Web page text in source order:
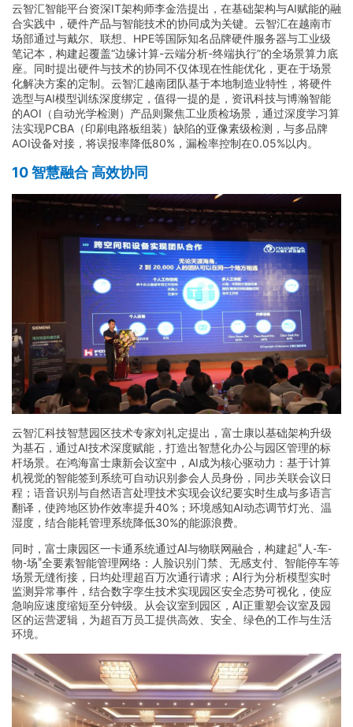
云智汇智能平台资深IT架构师李金浩提出，在基础架构与AI赋能的融
合实践中，硬件产品与智能技术的协同成为关键。云智汇在越南市
场部通过与戴尔、联想、HPE等国际知名品牌硬件服务器与工业级
笔记本，构建起覆盖“边缘计算-云端分析-终端执行”的全场景算力底
座。同时提出硬件与技术的协同不仅体现在性能优化，更在于场景
化解决方案的定制。云智汇越南团队基于本地制造业特性，将硬件
选型与AI模型训练深度绑定，值得一提的是，资讯科技与博瀚智能
的AOI（自动光学检测）产品则聚焦工业质检场景，通过深度学习算
法实现PCBA（印刷电路板组装）缺陷的亚像素级检测，与多品牌
AOI设备对接，将误报率降低80%，漏检率控制在0.05%以内。
10 智慧融合 高效协同
云智汇科技智慧园区技术专家刘礼定提出，富士康以基础架构升级
为基石，通过AI技术深度赋能，打造出智慧化办公与园区管理的标
杆场景。在鸿海富士康新会议室中，AI成为核心驱动力：基于计算
机视觉的智能签到系统可自动识别参会人员身份，同步关联会议日
程；语音识别与自然语言处理技术实现会议纪要实时生成与多语言
翻译，使跨地区协作效率提升40%；环境感知AI动态调节灯光、温
湿度，结合能耗管理系统降低30%的能源浪费。
同时，富士康园区一卡通系统通过AI与物联网融合，构建起“人-车-
物-场”全要素智能管理网络：人脸识别门禁、无感支付、智能停车等
场景无缝衔接，日均处理超百万次通行请求；AI行为分析模型实时
监测异常事件，结合数字孪生技术实现园区安全态势可视化，使应
急响应速度缩短至分钟级。从会议室到园区，AI正重塑会议室及园
区的运营逻辑，为超百万员工提供高效、安全、绿色的工作与生活
环境。